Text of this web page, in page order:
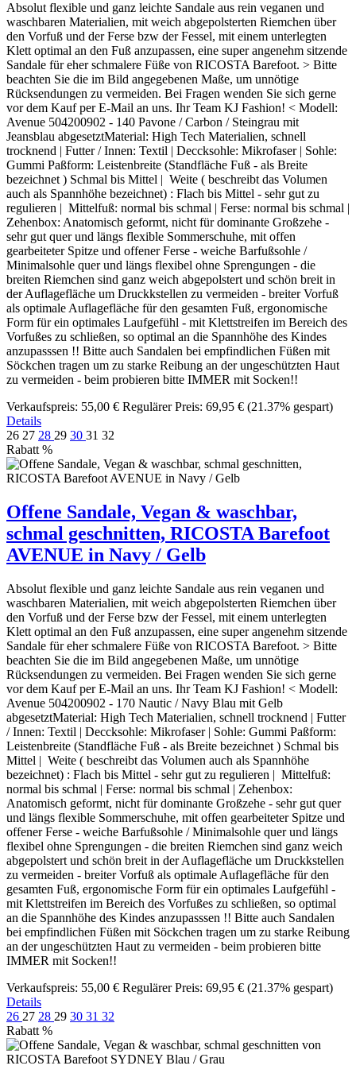
Absolut flexible und ganz leichte Sandale aus rein veganen und
waschbaren Materialien, mit weich abgepolsterten Riemchen über
den Vorfuß und der Ferse bzw der Fessel, mit einem unterlegten
Klett optimal an den Fuß anzupassen, eine super angenehm sitzende
Sandale für eher schmalere Füße von RICOSTA Barefoot. > Bitte
beachten Sie die im Bild angegebenen Maße, um unnötige
Rücksendungen zu vermeiden. Bei Fragen wenden Sie sich gerne
vor dem Kauf per E-Mail an uns. Ihr Team KJ Fashion! < Modell:
Avenue 504200902 - 140 Pavone / Carbon / Steingrau mit
Jeansblau abgesetztMaterial: High Tech Materialien, schnell
trocknend | Futter / Innen: Textil | Deccksohle: Mikrofaser | Sohle:
Gummi Paßform: Leistenbreite (Standfläche Fuß - als Breite
bezeichnet ) Schmal bis Mittel | Weite ( beschreibt das Volumen
auch als Spannhöhe bezeichnet) : Flach bis Mittel - sehr gut zu
regulieren | Mittelfuß: normal bis schmal | Ferse: normal bis schmal |
Zehenbox: Anatomisch geformt, nicht für dominante Großzehe -
sehr gut quer und längs flexible Sommerschuhe, mit offen
gearbeiteter Spitze und offener Ferse - weiche Barfußsohle /
Minimalsohle quer und längs flexibel ohne Sprengungen - die
breiten Riemchen sind ganz weich abgepolstert und schön breit in
der Auflagefläche um Druckkstellen zu vermeiden - breiter Vorfuß
als optimale Auflagefläche für den gesamten Fuß, ergonomische
Form für ein optimales Laufgefühl - mit Klettstreifen im Bereich des
Vorfußes zu schließen, so optimal an die Spannhöhe des Kindes
anzupasssen !! Bitte auch Sandalen bei empfindlichen Füßen mit
Söckchen tragen um zu starke Reibung an der ungeschützten Haut
zu vermeiden - beim probieren bitte IMMER mit Socken!!
Verkaufspreis: 55,00 € Regulärer Preis: 69,95 € (21.37% gespart)
Details
26 27 28 29 30 31 32
Rabatt %
Offene Sandale, Vegan & waschbar,
schmal geschnitten, RICOSTA Barefoot
AVENUE in Navy / Gelb
Absolut flexible und ganz leichte Sandale aus rein veganen und
waschbaren Materialien, mit weich abgepolsterten Riemchen über
den Vorfuß und der Ferse bzw der Fessel, mit einem unterlegten
Klett optimal an den Fuß anzupassen, eine super angenehm sitzende
Sandale für eher schmalere Füße von RICOSTA Barefoot. > Bitte
beachten Sie die im Bild angegebenen Maße, um unnötige
Rücksendungen zu vermeiden. Bei Fragen wenden Sie sich gerne
vor dem Kauf per E-Mail an uns. Ihr Team KJ Fashion! < Modell:
Avenue 504200902 - 170 Nautic / Navy Blau mit Gelb
abgesetztMaterial: High Tech Materialien, schnell trocknend | Futter
/ Innen: Textil | Deccksohle: Mikrofaser | Sohle: Gummi Paßform:
Leistenbreite (Standfläche Fuß - als Breite bezeichnet ) Schmal bis
Mittel | Weite ( beschreibt das Volumen auch als Spannhöhe
bezeichnet) : Flach bis Mittel - sehr gut zu regulieren | Mittelfuß:
normal bis schmal | Ferse: normal bis schmal | Zehenbox:
Anatomisch geformt, nicht für dominante Großzehe - sehr gut quer
und längs flexible Sommerschuhe, mit offen gearbeiteter Spitze und
offener Ferse - weiche Barfußsohle / Minimalsohle quer und längs
flexibel ohne Sprengungen - die breiten Riemchen sind ganz weich
abgepolstert und schön breit in der Auflagefläche um Druckkstellen
zu vermeiden - breiter Vorfuß als optimale Auflagefläche für den
gesamten Fuß, ergonomische Form für ein optimales Laufgefühl -
mit Klettstreifen im Bereich des Vorfußes zu schließen, so optimal
an die Spannhöhe des Kindes anzupasssen !! Bitte auch Sandalen
bei empfindlichen Füßen mit Söckchen tragen um zu starke Reibung
an der ungeschützten Haut zu vermeiden - beim probieren bitte
IMMER mit Socken!!
Verkaufspreis: 55,00 € Regulärer Preis: 69,95 € (21.37% gespart)
Details
26 27 28 29 30 31 32
Rabatt %